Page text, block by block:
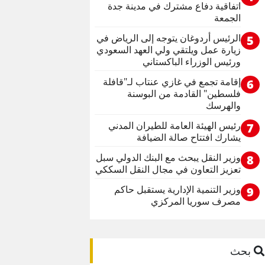
اتفاقية دفاع مشترك في مدينة جدة
الجمعة
5 الرئيس أردوغان يتوجه إلى الرياض في
زيارة عمل ويلتقي ولي العهد السعودي
ورئيس الوزراء الباكستاني
6 إقامة تجمع في غازي عنتاب لـ"قافلة
فلسطين" القادمة من البوسنة
والهرسك
7 رئيس الهيئة العامة للطيران المدني
يشارك افتتاح صالة الضيافة
8 وزير النقل يبحث مع البنك الدولي سبل
تعزيز التعاون في مجال النقل السككي
9 وزير التنمية الإدارية يستقبل حاكم
مصرف سوريا المركزي
بحث